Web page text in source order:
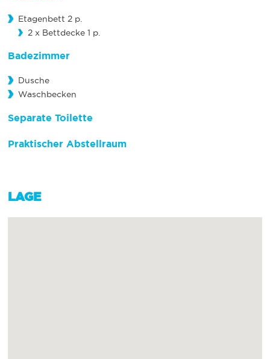
Etagenbett 2 p.
2 x Bettdecke 1 p.
Badezimmer
Dusche
Waschbecken
Separate Toilette
Praktischer Abstellraum
LAGE